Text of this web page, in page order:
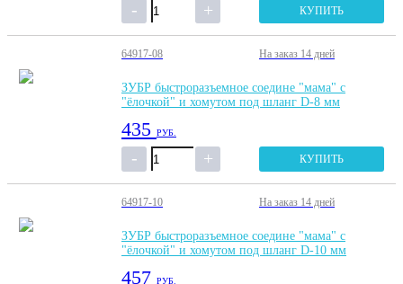
КУПИТЬ
64917-08 На заказ 14 дней
ЗУБР быстроразъемное соедине "мама" с
"ёлочкой" и хомутом под шланг D-8 мм
435 РУБ.
КУПИТЬ
64917-10 На заказ 14 дней
ЗУБР быстроразъемное соедине "мама" с
"ёлочкой" и хомутом под шланг D-10 мм
457 РУБ.